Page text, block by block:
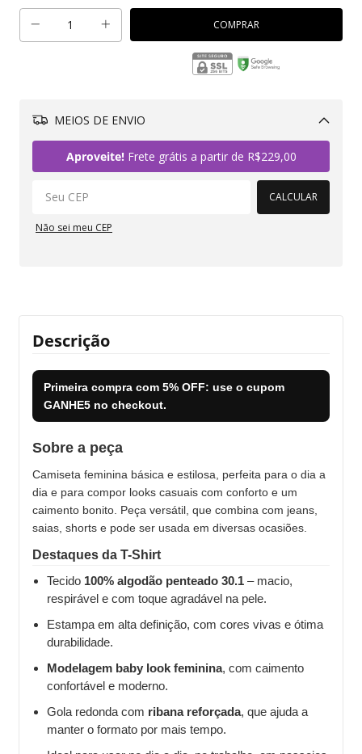
MEIOS DE ENVIO
Aproveite!Frete grátis a partir de R$229,00
CALCULAR
Não sei meu CEP
Descrição
Primeira compra com 5% OFF: use o cupom
GANHE5 no checkout.
Sobre a peça
Camiseta feminina básica e estilosa, perfeita para o dia a
dia e para compor looks casuais com conforto e um
caimento bonito. Peça versátil, que combina com jeans,
saias, shorts e pode ser usada em diversas ocasiões.
Destaques da T-Shirt
Tecido 100% algodão penteado 30.1 – macio,
respirável e com toque agradável na pele.
Estampa em alta definição, com cores vivas e ótima
durabilidade.
Modelagem baby look feminina, com caimento
confortável e moderno.
Gola redonda com ribana reforçada, que ajuda a
manter o formato por mais tempo.